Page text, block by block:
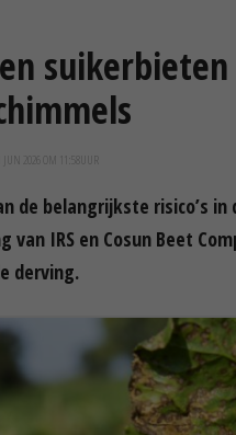
01 JUN 2026 OM 11:58
de belangrijkste risico’s
van IRS en Cosun Beet
derving.